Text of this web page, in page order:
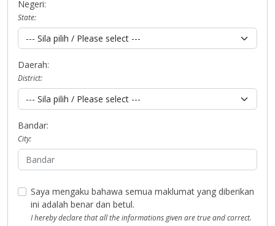
Negeri:
State:
Daerah:
District:
Bandar:
City:
Saya mengaku bahawa semua maklumat yang diberikan
ini adalah benar dan betul.
I hereby declare that all the informations given are true and correct.